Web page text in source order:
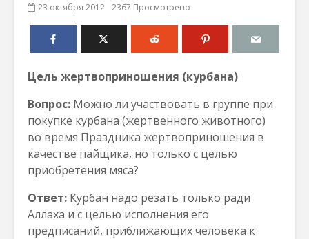
23 октября 2012 2367 Просмотрено
Цель жертвоприношения (курбана)
Вопрос: Можно ли участвовать в группе при
покупке курбана (жертвенного животного)
во время Праздника жертвоприношения в
качестве пайщика, но только с целью
приобретения мяса?
Ответ: Курбан надо резать только ради
Аллаха и с целью исполнения его
предписаний, приближающих человека к